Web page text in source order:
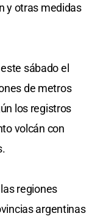
y otras medidas
sábado el
de metros
los registros
volcán con
regiones
argentinas